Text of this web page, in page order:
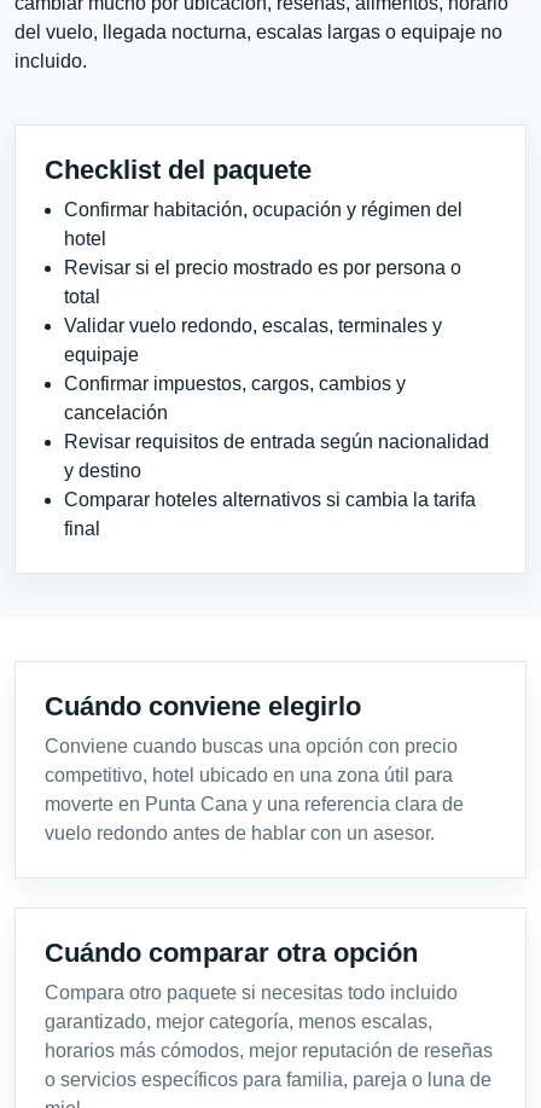
del vuelo, llegada nocturna, escalas largas o equipaje no
incluido.
Checklist del paquete
Confirmar habitación, ocupación y régimen del
hotel
Revisar si el precio mostrado es por persona o
total
Validar vuelo redondo, escalas, terminales y
equipaje
Confirmar impuestos, cargos, cambios y
cancelación
Revisar requisitos de entrada según nacionalidad
y destino
Comparar hoteles alternativos si cambia la tarifa
final
Cuándo conviene elegirlo
Conviene cuando buscas una opción con precio
competitivo, hotel ubicado en una zona útil para
moverte en Punta Cana y una referencia clara de
vuelo redondo antes de hablar con un asesor.
Cuándo comparar otra opción
Compara otro paquete si necesitas todo incluido
garantizado, mejor categoría, menos escalas,
horarios más cómodos, mejor reputación de reseñas
o servicios específicos para familia, pareja o luna de